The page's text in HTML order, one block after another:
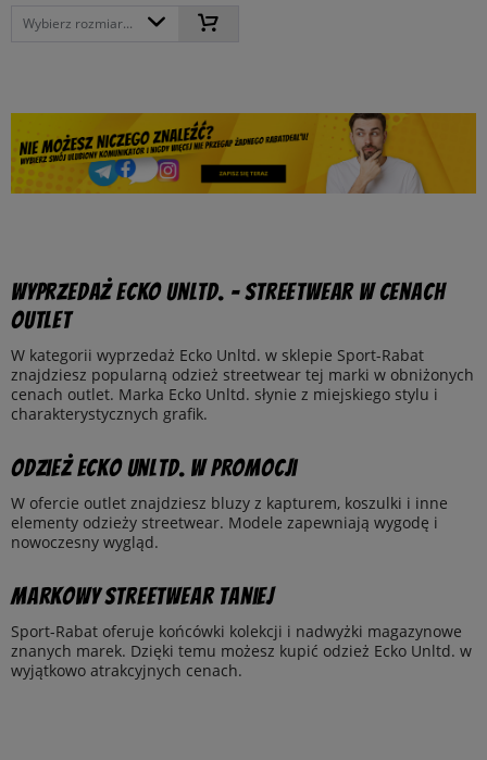
Wybierz rozmiar...
Wyprzedaż Ecko Unltd. – streetwear w cenach
outlet
W kategorii wyprzedaż Ecko Unltd. w sklepie Sport-Rabat
znajdziesz popularną odzież streetwear tej marki w obniżonych
cenach outlet. Marka Ecko Unltd. słynie z miejskiego stylu i
charakterystycznych grafik.
Odzież Ecko Unltd. w promocji
W ofercie outlet znajdziesz bluzy z kapturem, koszulki i inne
elementy odzieży streetwear. Modele zapewniają wygodę i
nowoczesny wygląd.
Markowy streetwear taniej
Sport-Rabat oferuje końcówki kolekcji i nadwyżki magazynowe
znanych marek. Dzięki temu możesz kupić odzież Ecko Unltd. w
wyjątkowo atrakcyjnych cenach.